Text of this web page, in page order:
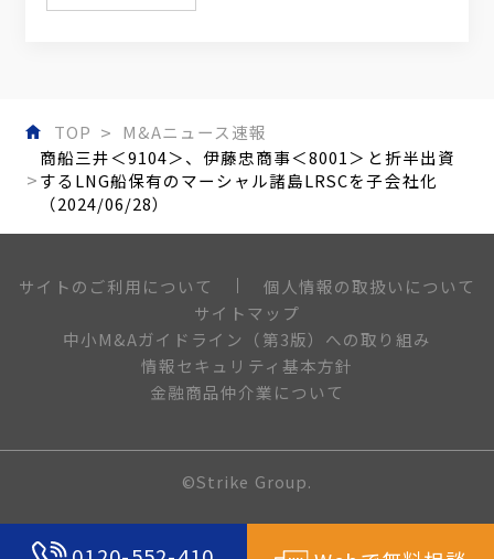
TOP
M&Aニュース速報
商船三井＜9104＞、伊藤忠商事＜8001＞と折半出資
するLNG船保有のマーシャル諸島LRSCを子会社化
（2024/06/28）
サイトのご利用について
個人情報の取扱いについて
サイトマップ
中小M&Aガイドライン（第3版）への取り組み
情報セキュリティ基本方針
金融商品仲介業について
©Strike Group.